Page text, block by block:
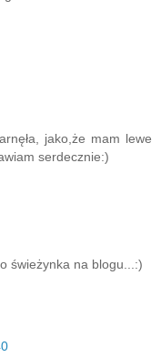
jako,że mam lewe
serdecznie:)
świeżynka na blogu...:)